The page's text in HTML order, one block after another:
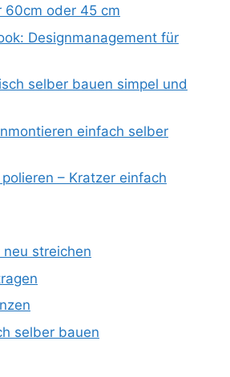
60cm oder 45 cm
Designmanagement für
selber bauen simpel und
einfach selber
– Kratzer einfach
streichen
selber bauen